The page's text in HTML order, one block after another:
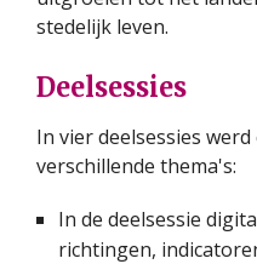
stedelijk leven.
Deelsessies
In vier deelsessies
verschillende thema's:
In de deelsessie
richtingen,